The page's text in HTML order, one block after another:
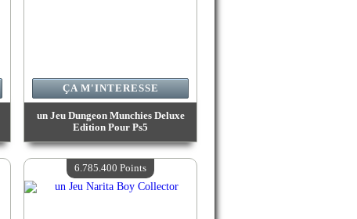
un Jeu Dungeon Munchies Deluxe
Edition Pour Ps5
Valeur :6 785 400 Points
Quantité Disponible :4
ÇA M'INTERESSE
6.785.400 Points